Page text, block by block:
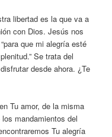
libertad es la que va a
con Dios. Jesús nos
que mi alegría esté
Se trata del
desde ahora. ¿Te
Tu amor, de la misma
mandamientos del
Tu alegría